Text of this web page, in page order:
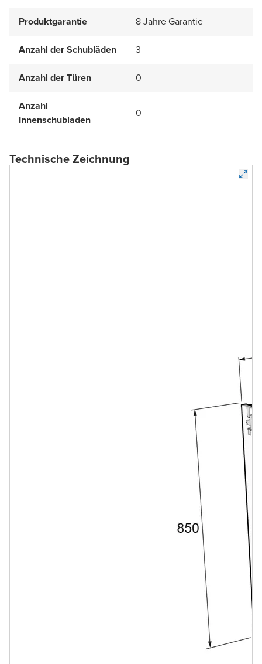
Produktgarantie 8 Jahre Garantie
Anzahl der Schubläden 3
Anzahl der Türen 0
Anzahl
Innenschubladen
0
Technische Zeichnung